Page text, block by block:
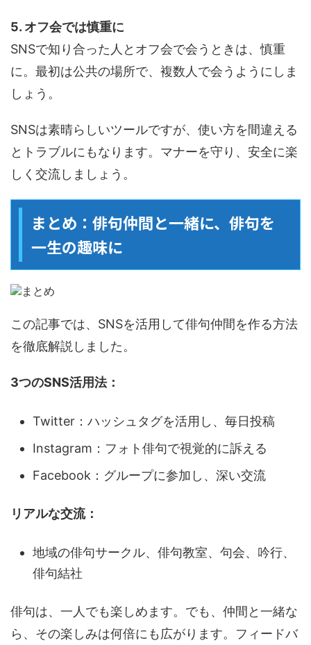
5. オフ会では慎重に
SNSで知り合った人とオフ会で会うときは、慎重
に。最初は公共の場所で、複数人で会うようにしま
しょう。
SNSは素晴らしいツールですが、使い方を間違える
とトラブルにもなります。マナーを守り、安全に楽
しく交流しましょう。
まとめ：俳句仲間と一緒に、俳句を
一生の趣味に
この記事では、SNSを活用して俳句仲間を作る方法
を徹底解説しました。
3つのSNS活用法：
Twitter：ハッシュタグを活用し、毎日投稿
Instagram：フォト俳句で視覚的に訴える
Facebook：グループに参加し、深い交流
リアルな交流：
地域の俳句サークル、俳句教室、句会、吟行、
俳句結社
俳句は、一人でも楽しめます。でも、仲間と一緒な
ら、その楽しみは何倍にも広がります。フィードバ